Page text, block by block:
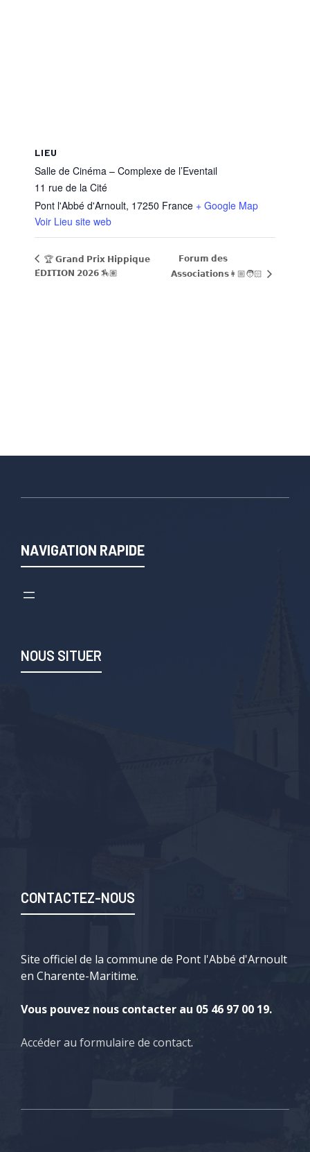
LIEU
Salle de Cinéma – Complexe de l’Eventail
11 rue de la Cité
Pont l'Abbé d'Arnoult, 17250 France + Google Map
Voir Lieu site web
🏆 𝗚𝗿𝗮𝗻𝗱 𝗣𝗿𝗶𝘅 𝗛𝗶𝗽𝗽𝗶𝗾𝘂𝗲
𝗘́𝗗𝗜𝗧𝗜𝗢𝗡 𝟮𝟬𝟮𝟲 🏇🏽
𝗙𝗼𝗿𝘂𝗺 𝗱𝗲𝘀
𝗔𝘀𝘀𝗼𝗰𝗶𝗮𝘁𝗶𝗼𝗻𝘀👩🏼🧑🏻
NAVIGATION RAPIDE
NOUS SITUER
CONTACTEZ-NOUS
Site officiel de la commune de Pont l'Abbé d'Arnoult
en Charente-Maritime.
Vous pouvez nous contacter au 05 46 97 00 19.
Accéder au formulaire de contact.